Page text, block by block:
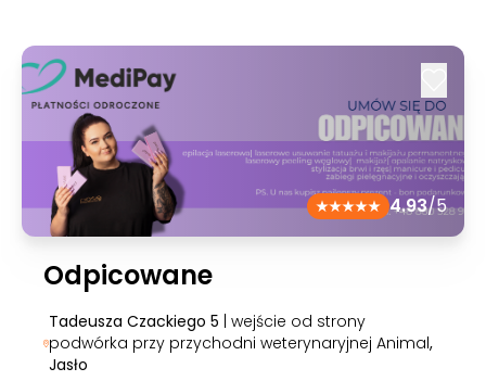
4.93/5
Odpicowane
Tadeusza Czackiego 5 | wejście od strony
podwórka przy przychodni weterynaryjnej Animal,
Jasło